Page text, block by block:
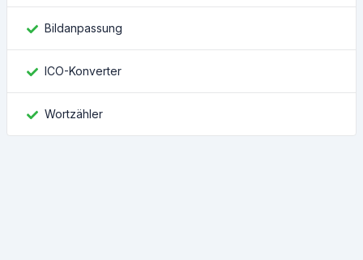
Bildanpassung
ICO-Konverter
Wortzähler